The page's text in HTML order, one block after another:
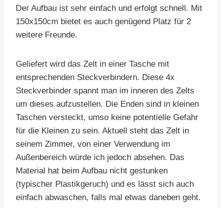
Der Aufbau ist sehr einfach und erfolgt schnell. Mit
150x150cm bietet es auch genügend Platz für 2
weitere Freunde.
Geliefert wird das Zelt in einer Tasche mit
entsprechenden Steckverbindern. Diese 4x
Steckverbinder spannt man im inneren des Zelts
um dieses aufzustellen. Die Enden sind in kleinen
Taschen versteckt, umso keine potentielle Gefahr
für die Kleinen zu sein. Aktuell steht das Zelt in
seinem Zimmer, von einer Verwendung im
Außenbereich würde ich jedoch absehen. Das
Material hat beim Aufbau nicht gestunken
(typischer Plastikgeruch) und es lässt sich auch
einfach abwaschen, falls mal etwas daneben geht.